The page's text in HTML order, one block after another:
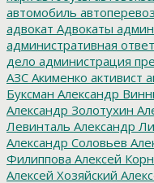
автомобиль
адвокат Адвокаты
административная
дело администрация
АЗС Акименко активист
Буксман Александр
Александр Золотухин
Левинталь Александр
Александр Соловьев
Филиппова Алексей
Алексей Хозяйский